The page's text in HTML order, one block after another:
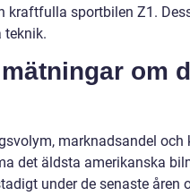
kraftfulla sportbilen Z1.
teknik.
om
marknadsandel
det äldsta amerikanska
under de senaste